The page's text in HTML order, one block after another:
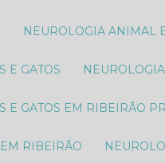
NEUROLOGIA ANIMAL​
E GATOS
E GATOS EM RIBEIRÃO
EM RIBEIRÃO